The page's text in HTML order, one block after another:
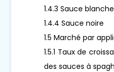
1.4.3 Sauce blanche
1.4.4 Sauce noire
1.5 Marché par
1.5.1 Taux de
des sauces à